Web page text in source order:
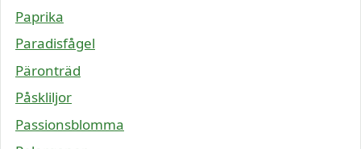
Paprika
Paradisfågel
Päronträd
Påskliljor
Passionsblomma